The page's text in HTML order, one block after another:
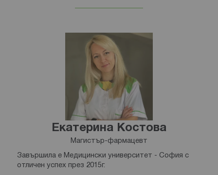
Екатерина Костова
Магистър-фармацевт
Завършила е Медицински университет - София с
отличен успех през 2015г.